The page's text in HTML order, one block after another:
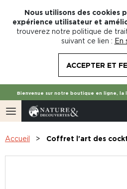
Nous utilisons des cookies
expérience utilisateur et
trouverez notre politique de
suivant ce lien : En
ACCEPTER ET
Bienvenue sur notre boutique en ligne, la
Accueil Coffret l'art des